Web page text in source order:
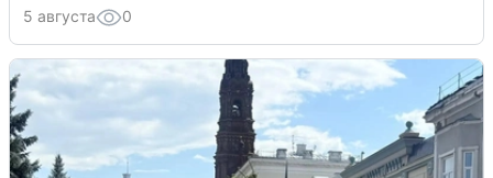
5 августа 0